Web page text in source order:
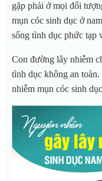
gặp phải ở mọi đối
mụn cóc sinh dục ở
sống tình dục phức tạp
Con đường lây nhiễm
tình dục không an
nhiễm mụn cóc sinh